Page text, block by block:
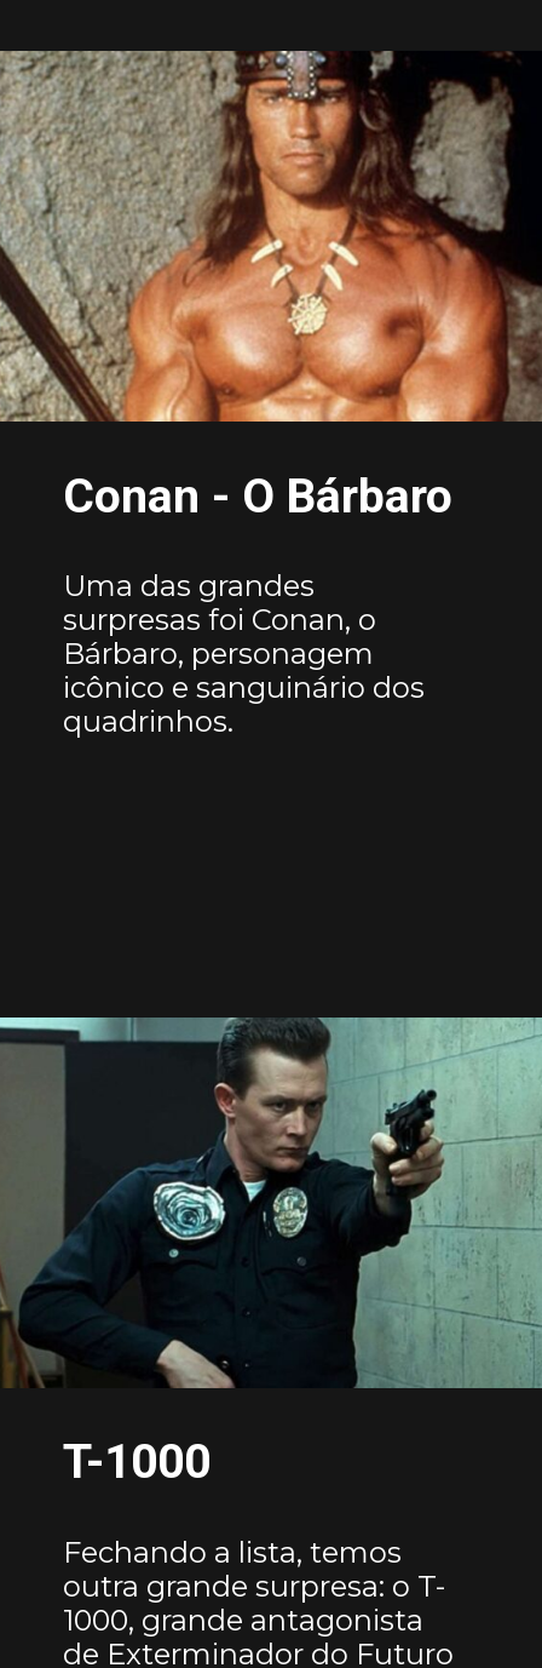
Uma das grandes
surpresas foi Conan, o
Bárbaro, personagem
icônico e sanguinário dos
quadrinhos.
Conan - O Bárbaro
Fechando a lista, temos
outra grande surpresa: o T-
1000, grande antagonista
de Exterminador do Futuro
T-1000